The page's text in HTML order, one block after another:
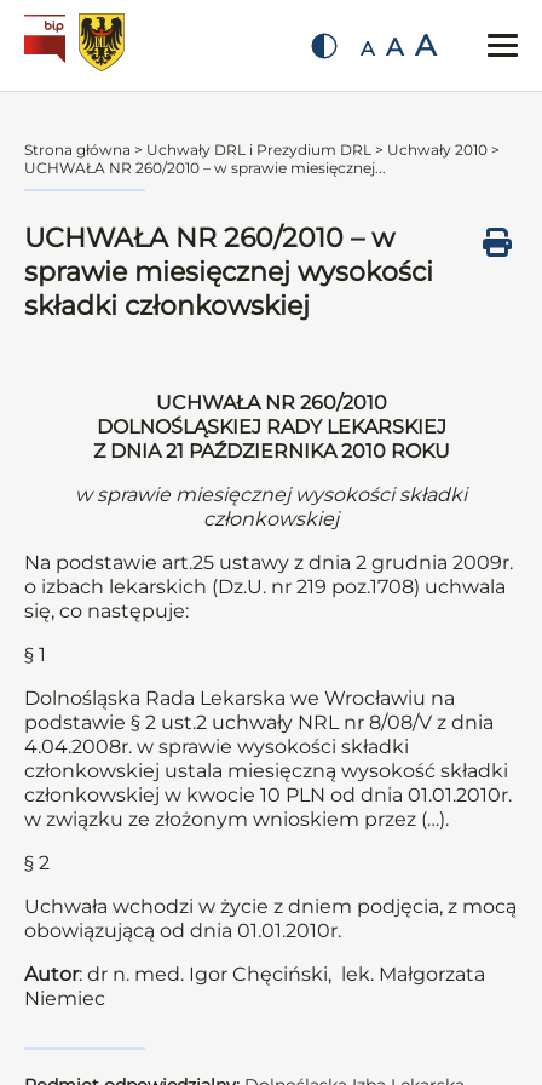
A A A
Strona główna > Uchwały DRL i Prezydium DRL > Uchwały 2010 >
UCHWAŁA NR 260/2010 – w sprawie miesięcznej...
UCHWAŁA NR 260/2010 – w
sprawie miesięcznej wysokości
składki członkowskiej
UCHWAŁA NR 260/2010
DOLNOŚLĄSKIEJ RADY LEKARSKIEJ
Z DNIA 21 PAŹDZIERNIKA 2010 ROKU
w sprawie miesięcznej wysokości składki
członkowskiej
Na podstawie art.25 ustawy z dnia 2 grudnia 2009r.
o izbach lekarskich (Dz.U. nr 219 poz.1708) uchwala
się, co następuje:
§ 1
Dolnośląska Rada Lekarska we Wrocławiu na
podstawie § 2 ust.2 uchwały NRL nr 8/08/V z dnia
4.04.2008r. w sprawie wysokości składki
członkowskiej ustala miesięczną wysokość składki
członkowskiej w kwocie 10 PLN od dnia 01.01.2010r.
w związku ze złożonym wnioskiem przez (…).
§ 2
Uchwała wchodzi w życie z dniem podjęcia, z mocą
obowiązującą od dnia 01.01.2010r.
Autor: dr n. med. Igor Chęciński, lek. Małgorzata
Niemiec